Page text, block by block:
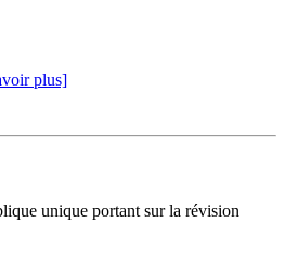
plus]
unique portant sur la révision